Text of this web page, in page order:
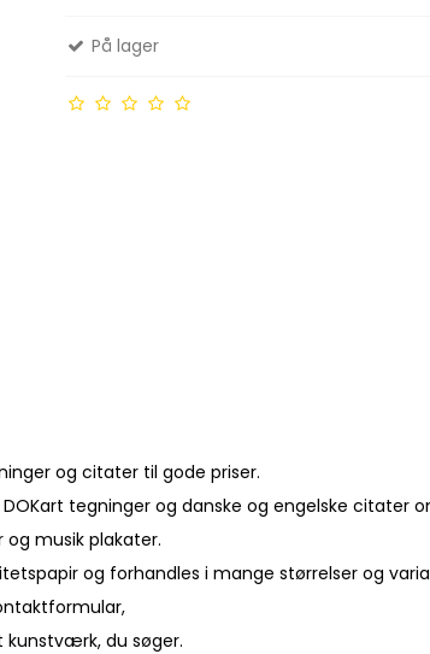
På lager
og citater til gode priser.
tegninger og danske og engelske citater
musik plakater.
og forhandles i mange størrelser og
,
kunstværk, du søger.